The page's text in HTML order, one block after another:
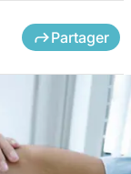
Partager